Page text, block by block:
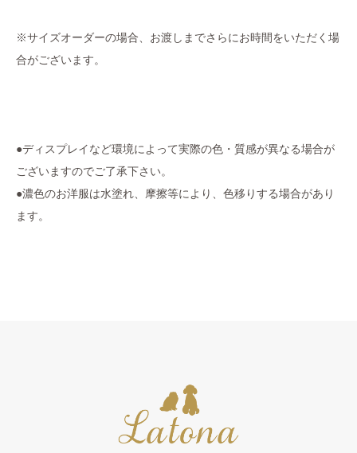
※サイズオーダーの場合、お渡しまでさらにお時間をいただく場
合がございます。
●ディスプレイなど環境によって実際の色・質感が異なる場合が
ございますのでご了承下さい。
●濃色のお洋服は水塗れ、摩擦等により、色移りする場合があり
ます。